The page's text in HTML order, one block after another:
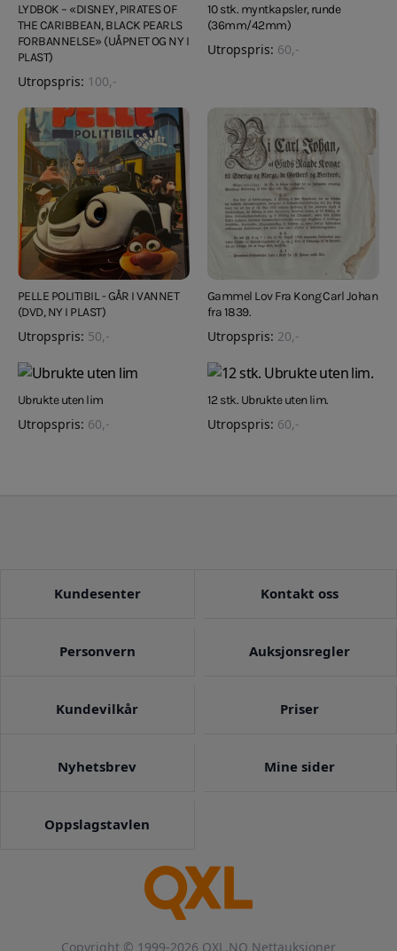
LYDBOK – «DISNEY, PIRATES OF
THE CARIBBEAN, BLACK PEARLS
FORBANNELSE» (UÅPNET OG NY I
PLAST)
Utropspris: 100,-
10 stk. myntkapsler, runde
(36mm/42mm)
Utropspris: 60,-
PELLE POLITIBIL - GÅR I VANNET
(DVD, NY I PLAST)
Utropspris: 50,-
Gammel Lov Fra Kong Carl Johan
fra 1839.
Utropspris: 20,-
Ubrukte uten lim
Utropspris: 60,-
12 stk. Ubrukte uten lim.
Utropspris: 60,-
Copyright © 1999-2026 QXL.NO Nettauksjoner
Kundesenter Kontakt oss
Personvern Auksjonsregler
Kundevilkår Priser
Nyhetsbrev Mine sider
Oppslagstavlen